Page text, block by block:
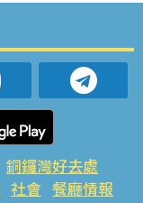
銅鑼灣好去處
社會 餐廳情報